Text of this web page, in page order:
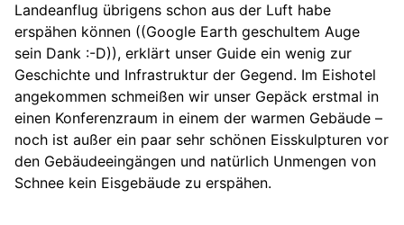
Landeanflug übrigens schon aus der Luft habe
erspähen können ((Google Earth geschultem Auge
sein Dank :-D)), erklärt unser Guide ein wenig zur
Geschichte und Infrastruktur der Gegend. Im Eishotel
angekommen schmeißen wir unser Gepäck erstmal in
einen Konferenzraum in einem der warmen Gebäude –
noch ist außer ein paar sehr schönen Eisskulpturen vor
den Gebäudeeingängen und natürlich Unmengen von
Schnee kein Eisgebäude zu erspähen.